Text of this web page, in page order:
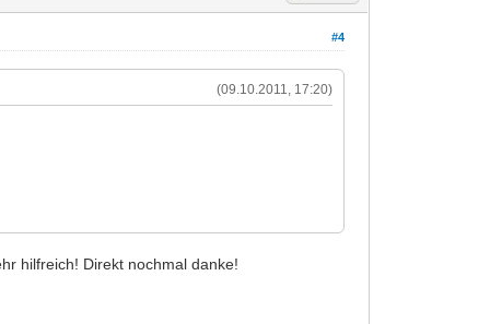
#4
(09.10.2011, 17:20)
hilfreich! Direkt nochmal danke!